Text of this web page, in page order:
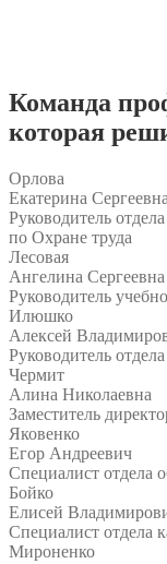
Команда
которая
Орлова
Екатерина Сергеевна
Руководитель
по Охране труда
Лесовая
Ангелина Сергеевна
Руководитель
Илюшко
Алексей
Руководитель
Чермит
Алина Николаевна
Заместитель
Яковенко
Егор Андреевич
Специалист отдела
Бойко
Елисей
Специалист отдела
Мироненко